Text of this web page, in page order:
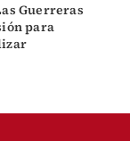
Guerreras
para